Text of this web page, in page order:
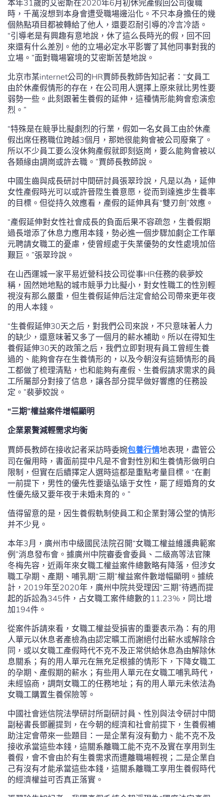
本年31歲的艾密斯在2020年6月初休完產假回公司復職
時，千萬沒想到本身會遭受職場邊沿化。不只本身擔任的幾
個熱點項目都被轉給了他人，還要忍耐引導的冷言冷語。
“引導老是有興趣有意地說，休了這么長時光的假，回不回
來還有什么差別。他的立場必定水平影響了其他同事對我的
立場。”面對職場窘境的艾密斯苦楚地說。
北京市某internet公司的HR賈師長教師告知記者：“女員工
由於休產假情形的存在，在公司用人選擇上原來就比男性要
弱勢一些。此刻跟著生養假的延伸，這種情形能夠會愈演愈
烈。”
“特殊是在競爭比擬劇烈的行業，假如一名女員工由於休產
假出席任務職位跨越3個月，那她很能夠會被公司廢棄了。
所以不少員工要么沒休夠產假就即刻返崗，要么能夠會被以
各類緣由調崗或許去職。”賈師長教師說。
中國生齒與成長研討中間研討員張翠玲說，凡是以為，延伸
女性產假時光可以或許晉陞生養意愿，從而到達進步生養率
的目標。但從持久效應看，產假的延伸具有“雙刃劍”效應。
“產假延伸對女性社會成長的負面后果不容疏忽，生養假期
過長增添了休息力應用本錢，勢必進一個步驟加劇企工作單
元聘請女職工的憂慮，使曾經處于失業優勢的女性處境加倍
艱巨。”張翠玲說。
在山西運城一家平易近營科技公司從事HR任務的裴夢姣
稱，固然她地點的城市競爭力比擬小，對女性職工的性別輕
視沒有那么嚴重，但生養假延伸后注定會給公司帶來更年夜
的用人本錢。
“生養假延伸30天之后，對我們公司來說，不只意味著人力
的缺少，還意味著又多了一個月的薪水補助。所以在得知生
養假延伸30天的政策之后，我們立即對現有員工曾經生養
過的、能夠會存在生養情形的，以及今朝沒有這類情形的員
工都做了梳理清點，也和能夠有產假、生養假請求需求的員
工所屬部分對接了信息，讓各部分提早做好響應的任務設
定。”裴夢姣說。
“三期”權益案件增幅顯明
企業累贅減輕需求均衡
賈師長教師在接收記者采訪時委婉包養行情地表現，盡管公
司在僱用時，書面前提中凡是不會對性別和生養情形做明白
限制，但實在后續擇定人選時這都是重點考量目標。“在劃
一前提下，男性的優先性要遠弘遠于女性，罷了經婚育的女
性優先級又要年夜于未婚未育的。”
值得留意的是，因生養假軌制使員工和企業對簿公堂的情形
并不少見。
本年3月，廣州市中級國民法院召開“女職工權益維護典範案
例”消息發布會。據廣州中院審委會委員、二級高等法官陳
冬梅先容，近兩年來女職工權益案件總數略有降落，但涉女
職工孕期、產期、哺乳期“三期”權益案件數增幅顯明。據統
計，2019年至2020年，廣州中院共受理因“三期”待遇而提
起的訴訟為345件，占女職工案件總數的11.23%，同比增
加194件。
從案件訴請來看，女職工權益受損害的重要表示為：有的用
人單元以休息者產檢為由認定曠工而謝絕付出薪水或解除合
同，或以女職工產假時代不克不及正常供給休息為由解除休
息關系；有的用人單元在無充足根據的情形下，下降女職工
的孕期、產假期的薪水；有些用人單元在女職工哺乳時代，
未經協商，調劑女職工的任務地址；有的用人單元未依法為
女職工購置生養保險等。
中國社會迷信院法學研討所副研討員、性別與法令研討中間
副秘書長鄧麗提到，在今朝的經濟和社會前提下，生養假補
助注定會帶來一些題目：一是企業有沒有動力、能不克不及
接收承當這些本錢，這關系離職工能不克不及實在享用到生
養假，會不會由於有生養需求而遭離職場輕視；二是企業自
己有沒有才能承當這些本錢，這關系離職工享用生養假時代
的經濟權益可否真正落實。